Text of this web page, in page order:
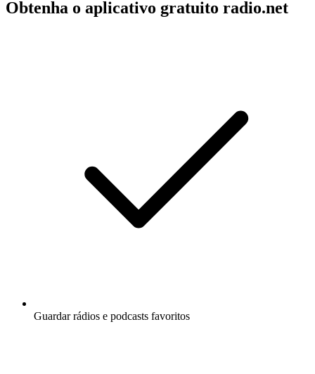
Obtenha o aplicativo gratuito radio.net
Guardar rádios e podcasts favoritos